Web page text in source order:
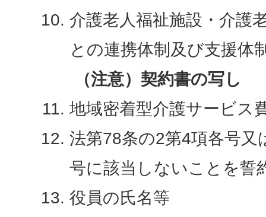
介護老人福祉施設・介護
との連携体制及び支援体
（注意）契約書の写し
地域密着型介護サービス
法第78条の2第4項各号又
号に該当しないことを誓
役員の氏名等